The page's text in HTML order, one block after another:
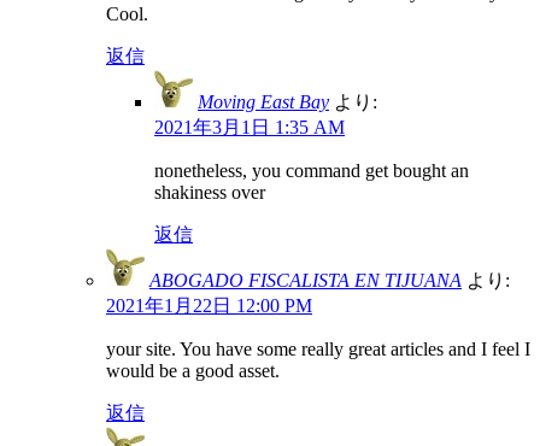
Cool.
返信
Moving East Bay より:
2021年3月1日 1:35 AM
nonetheless, you command get bought an
shakiness over
返信
ABOGADO FISCALISTA EN TIJUANA より:
2021年1月22日 12:00 PM
your site. You have some really great articles and I feel I
would be a good asset.
返信